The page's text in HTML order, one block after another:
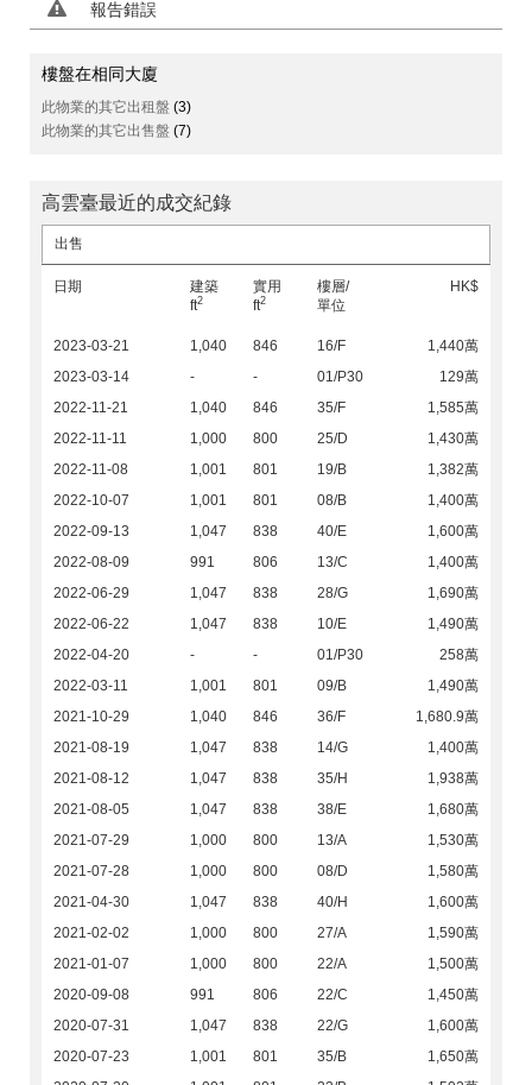
報告錯誤
樓盤在相同大廈
此物業的其它出租盤 (3)
此物業的其它出售盤 (7)
高雲臺最近的成交紀錄
出售
日期
建築
ft2
實用
ft2
樓層/
單位
HK$
2023-03-21 1,040 846 16/F
1,440萬
2023-03-14
- - 01/P30
129萬
2022-11-21
1,040 846 35/F
1,585萬
2022-11-11
1,000 800 25/D
1,430萬
2022-11-08
1,001 801 19/B
1,382萬
2022-10-07
1,001 801 08/B
1,400萬
2022-09-13
1,047 838 40/E
1,600萬
2022-08-09
991 806 13/C
1,400萬
2022-06-29
1,047 838 28/G
1,690萬
2022-06-22
1,047 838 10/E
1,490萬
2022-04-20
- - 01/P30
258萬
2022-03-11
1,001 801 09/B
1,490萬
2021-10-29
1,040 846 36/F
1,680.9萬
2021-08-19
1,047 838 14/G
1,400萬
2021-08-12
1,047 838 35/H
1,938萬
2021-08-05
1,047 838 38/E
1,680萬
2021-07-29
1,000 800 13/A
1,530萬
2021-07-28
1,000 800 08/D
1,580萬
2021-04-30
1,047 838 40/H
1,600萬
2021-02-02
1,000 800 27/A
1,590萬
2021-01-07
1,000 800 22/A
1,500萬
2020-09-08
991 806 22/C
1,450萬
2020-07-31
1,047 838 22/G
1,600萬
2020-07-23
1,001 801 35/B
1,650萬